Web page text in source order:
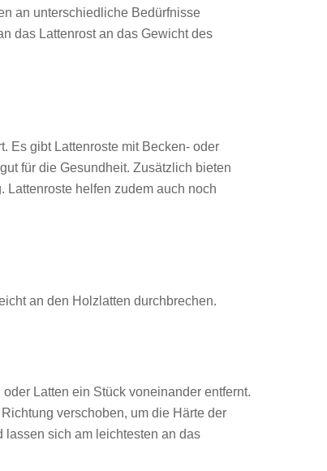
an unterschiedliche Bedürfnisse
das Lattenrost an das Gewicht des
Es gibt Lattenroste mit Becken- oder
für die Gesundheit. Zusätzlich bieten
helfen zudem auch noch
an den Holzlatten durchbrechen.
Latten ein Stück voneinander entfernt.
verschoben, um die Härte der
lassen sich am leichtesten an das